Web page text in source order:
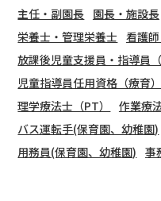
主任・副園長 園長・施設長
栄養士・管理栄養士 看護
放課後児童支援員・指導員（
児童指導員任用資格（療育）
理学療法士（PT）
作業療
バス運転手(保育園、幼稚園)
用務員(保育園、幼稚園) 事